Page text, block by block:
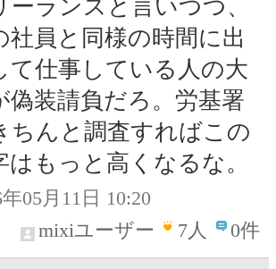
ーランスと言いつつ、
社員と同様の時間に出
て仕事している人の大
偽装請負だろ。労基署
ちんと調査すればこの
はもっと高くなるな。
年05月11日 10:20
mixiユーザー
7人 0件